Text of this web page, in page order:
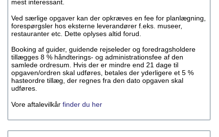
mest interessant.
Ved særlige opgaver kan der opkræves en fee for planlægning,
forespørgsler hos eksterne leverandører f.eks. museer,
restauranter etc. Dette oplyses altid forud.
Booking af guider, guidende rejseleder og foredragsholdere
tillægges 8 % håndterings- og administrationsfee af den
samlede ordresum. Hvis der er mindre end 21 dage til
opgaven/ordren skal udføres, betales der yderligere et 5 %
hasteordre tillæg, der regnes fra den dato opgaven skal
udføres.
Vore aftalevilkår finder du her